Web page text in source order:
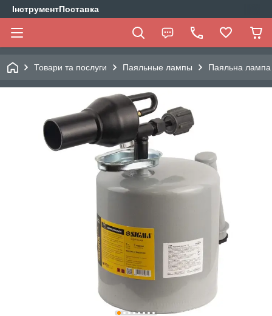
ІнструментПоставка
Товари та послуги Паяльные лампы Паяльна лампа